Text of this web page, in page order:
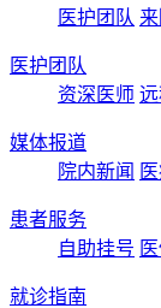
医护团队
医护团队
资深医师
媒体报道
院内新闻
患者服务
自助挂号
就诊指南